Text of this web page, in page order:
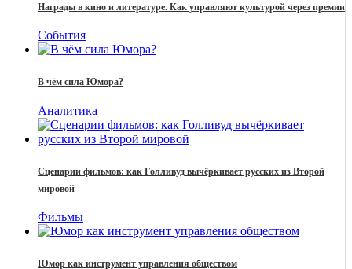
Награды в кино и литературе. Как управляют культурой через премии
События
В чём сила Юмора?
Аналитика
Сценарии фильмов: как Голливуд вычёркивает русских из Второй
мировой
Фильмы
Юмор как инструмент управления обществом